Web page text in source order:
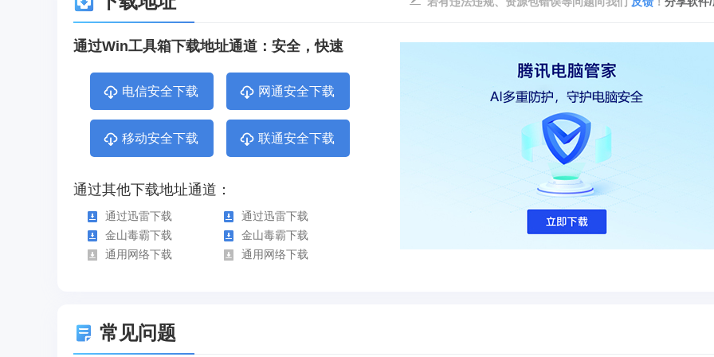
通过Win工具箱下载地址通道：安全，快速
电信安全下载 网通安全下载
移动安全下载 联通安全下载
通过其他下载地址通道：
通过迅雷下载
通过迅雷下载
金山毒霸下载
金山毒霸下载
通用网络下载
通用网络下载
常见问题